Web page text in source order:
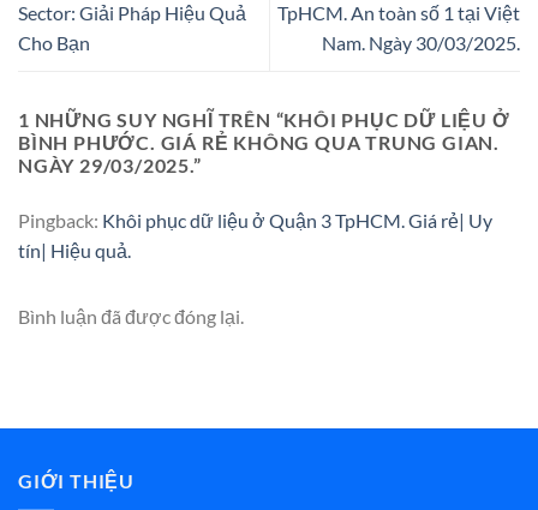
Sector: Giải Pháp Hiệu Quả
Cho Bạn
TpHCM. An toàn số 1 tại Việt
Nam. Ngày 30/03/2025.
1 NHỮNG SUY NGHĨ TRÊN “KHÔI PHỤC DỮ LIỆU Ở
BÌNH PHƯỚC. GIÁ RẺ KHÔNG QUA TRUNG GIAN.
NGÀY 29/03/2025.”
Pingback: Khôi phục dữ liệu ở Quận 3 TpHCM. Giá rẻ| Uy
tín| Hiệu quả.
Bình luận đã được đóng lại.
GIỚI THIỆU